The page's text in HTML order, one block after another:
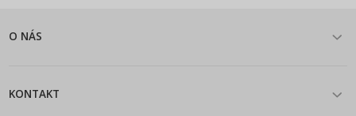
O NÁS
KONTAKT